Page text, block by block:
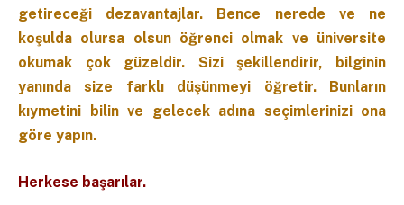
getireceği dezavantajlar. Bence nerede ve ne
koşulda olursa olsun öğrenci olmak ve üniversite
okumak çok güzeldir. Sizi şekillendirir, bilginin
yanında size farklı düşünmeyi öğretir. Bunların
kıymetini bilin ve gelecek adına seçimlerinizi ona
göre yapın.
Herkese başarılar.